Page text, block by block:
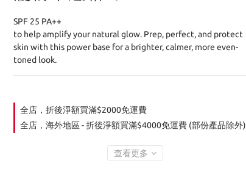
SPF 25 PA++
to help amplify your natural glow. Prep, perfect, and protect
skin with this power base for a brighter, calmer, more even-
toned look.
全店，折後淨額買滿$2000免運費
全店，海外地區 - 折後淨額買滿$4000免運費 (部份產品除外)
查看更多